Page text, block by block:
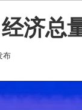
济总
布